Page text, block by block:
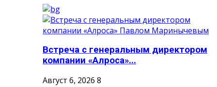
Встреча с генеральным директором
компании «Алроса»...
Август 6, 2026 8